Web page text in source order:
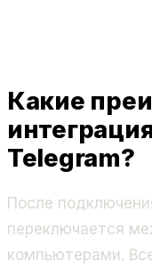
Какие
Telegram?
После
переключается
компьютерами.